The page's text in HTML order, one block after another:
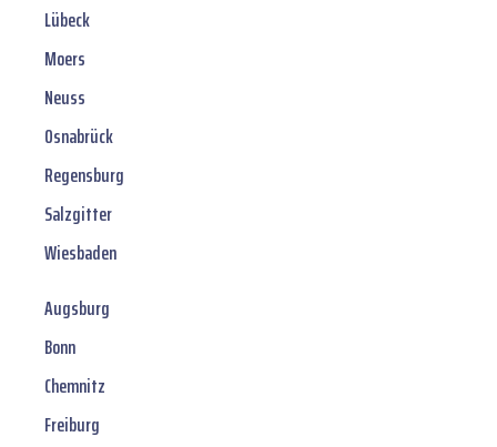
Lübeck
Moers
Neuss
Osnabrück
Regensburg
Salzgitter
Wiesbaden
Augsburg
Bonn
Chemnitz
Freiburg